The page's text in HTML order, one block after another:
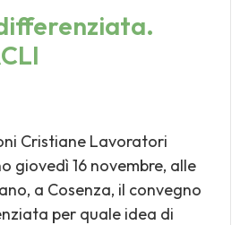
Cristiane Lavoratori
giovedì 16 novembre, alle
a Cosenza, il convegno
per quale idea di